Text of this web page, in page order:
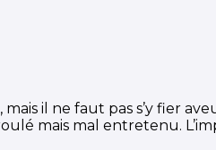
il ne faut pas s’y fier
mais mal entretenu.